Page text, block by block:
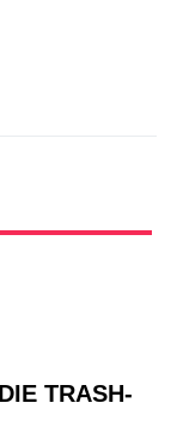
TRASH-